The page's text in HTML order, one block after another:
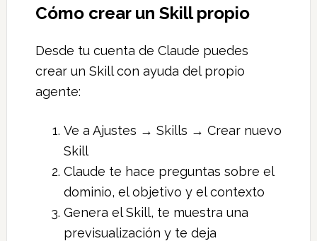
Cómo crear un Skill propio
Desde tu cuenta de Claude puedes
crear un Skill con ayuda del propio
agente:
Ve a Ajustes → Skills → Crear nuevo
Skill
Claude te hace preguntas sobre el
dominio, el objetivo y el contexto
Genera el Skill, te muestra una
previsualización y te deja